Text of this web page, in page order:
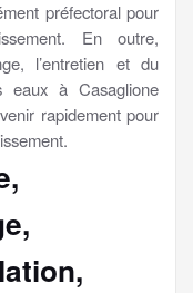
préfectoral pour
En outre,
l’entretien et du
eaux à Casaglione
rapidement pour